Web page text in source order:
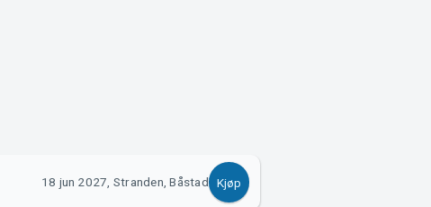
18 jun 2027, Stranden, Båstad Kjøp